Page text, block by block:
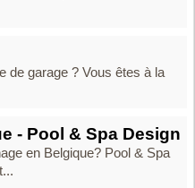
de garage ? Vous êtes à la
- Pool & Spa Design
en Belgique? Pool & Spa